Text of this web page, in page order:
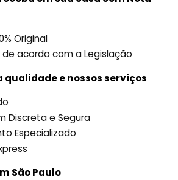
Original
acordo com a Legislação
qualidade e nossos serviços
Discreta e Segura
Especializado
São Paulo